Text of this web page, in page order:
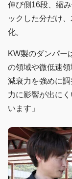
伸び側16段、縮
ックした分だけ
化。
KW製のダンパー
の領域や微低速領
減衰力を強めに
力に影響が出に
います」